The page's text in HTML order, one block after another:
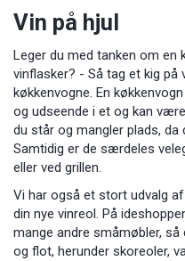
Vin på hjul
Leger du med tanken om en
vinflasker? - Så tag et kig
køkkenvogne En
og udseende i et og kan
du står og mangler plads,
Samtidig er de særdeles
eller ved grillen.
Vi har også et stort udvalg af
din nye vinreol. På
mange andre småmøbler,
og flot, herunder skoreoler,